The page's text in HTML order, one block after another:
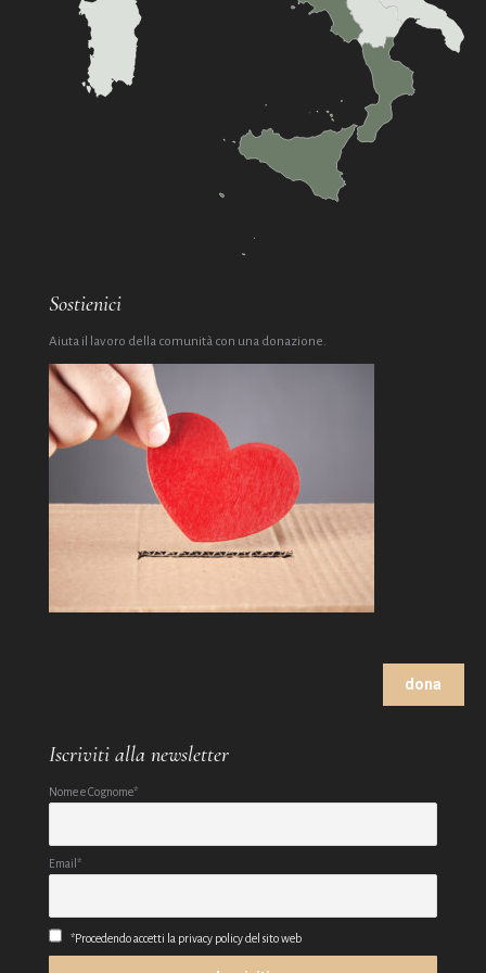
Sostienici
Aiuta il lavoro della comunità con una donazione.
dona
Iscriviti alla newsletter
Nome e Cognome*
Email*
*Procedendo accetti la privacy policy del sito web